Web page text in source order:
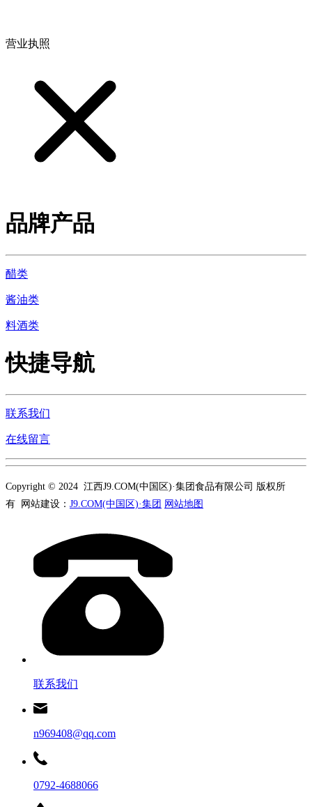
营业执照
品牌产品
醋类
酱油类
料酒类
快捷导航
联系我们
在线留言
Copyright © 2024 江西J9.COM(中国区)·集团食品有限公司 版权所
有 网站建设： J9.COM(中国区)·集团 网站地图
联系我们
n969408@qq.com
0792-4688066